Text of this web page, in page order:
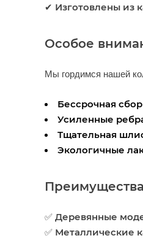
✔ Изготовлены из
Особое
Мы гордимся нашей
Бессрочная
Усиленные
Тщательная
Экологичные
✅ Деревянные
✅ Металлические